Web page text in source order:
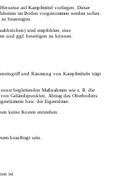
auf Kampfmittel vorliegen. Dieser
im Boden vorgenommen werden sollen.
beantragen.
wird empfohlen, eine
und ggf. beseitigen zu können.
und Räumung von Kampfmitteln trägt
begleitenden Maßnahmen wie z. B. die
Geländepunkten, Abtrag des Oberbodens
bzw. der Eigentümer.
keine Kosten entstehen.
beauftragt sein.
ist